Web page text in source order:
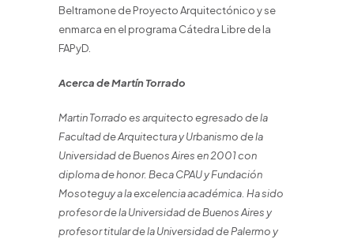
Beltramone de Proyecto Arquitectónico y se
enmarca en el programa Cátedra Libre de la
FAPyD.
Acerca de Martín Torrado
Martin Torrado es arquitecto egresado de la
Facultad de Arquitectura y Urbanismo de la
Universidad de Buenos Aires en 2001 con
diploma de honor. Beca CPAU y Fundación
Mosoteguy a la excelencia académica. Ha sido
profesor de la Universidad de Buenos Aires y
profesor titular de la Universidad de Palermo y